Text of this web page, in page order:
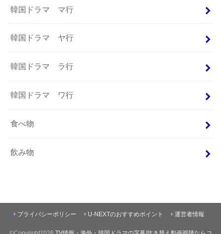
韓国ドラマ マ行
韓国ドラマ ヤ行
韓国ドラマ ラ行
韓国ドラマ ワ行
食べ物
飲み物
プライバシーポリシー U-NEXTのおすすめポイント 運営者情報
©Copyright2026 TV情報・海外・韓国ドラマの字幕/吹き替え動画視聴ならコ